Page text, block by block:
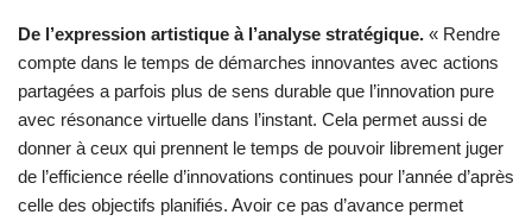
De l’expression artistique à l’analyse stratégique. « Rendre
compte dans le temps de démarches innovantes avec actions
partagées a parfois plus de sens durable que l’innovation pure
avec résonance virtuelle dans l’instant. Cela permet aussi de
donner à ceux qui prennent le temps de pouvoir librement juger
de l’efficience réelle d’innovations continues pour l’année d’après
celle des objectifs planifiés. Avoir ce pas d’avance permet